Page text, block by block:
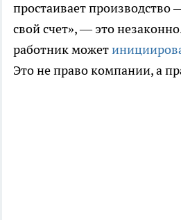
простаивает
свой счет», — это
работник может
Это не право компании, а